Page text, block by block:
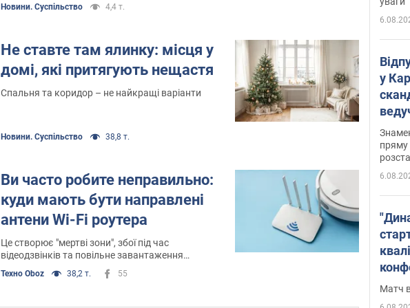
Новини. Суспільство 4,4 т.
Не ставте там ялинку: місця у
домі, які притягують нещастя
Спальня та коридор – не найкращі варіанти
Новини. Суспільство 38,8 т.
Ви часто робите неправильно:
куди мають бути направлені
антени Wi-Fi роутера
Це створює "мертві зони", збої під час
відеодзвінків та повільне завантаження
контенту
Техно Oboz 38,2 т. 55
у
пряму
Матч